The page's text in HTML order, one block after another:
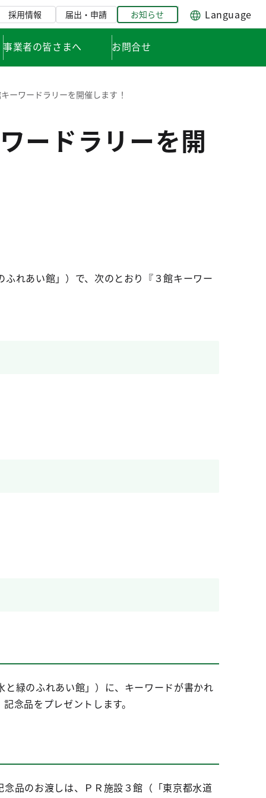
採用情報 届出・申請 お知らせ Language
事業者の皆さまへ お問合せ
ーワードラリーを開催します！
ードラリーを開
れあい館」）で、次のとおり『３館キーワー
緑のふれあい館」）に、キーワードが書かれ
念品をプレゼントします。
品のお渡しは、ＰＲ施設３館（「東京都水道